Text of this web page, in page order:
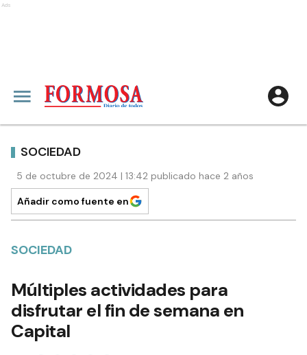
Ads
SOCIEDAD
5 de octubre de 2024 | 13:42 publicado hace 2 años
Añadir como fuente en
SOCIEDAD
Múltiples actividades para
disfrutar el fin de semana en
Capital